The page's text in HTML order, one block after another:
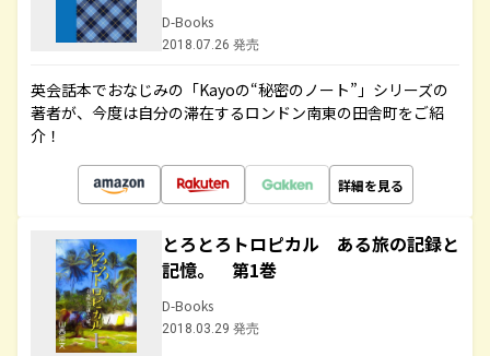
D-Books
2018.07.26 発売
英会話本でおなじみの「Kayoの“秘密のノート”」シリーズの
著者が、今度は自分の滞在するロンドン南東の田舎町をご紹
介！
詳細を見る
とろとろトロピカル ある旅の記録と
記憶。 第1巻
D-Books
2018.03.29 発売